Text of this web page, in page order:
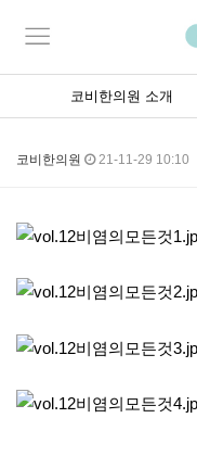
코비한의원 소개
코비한의원 21-11-29 10:10